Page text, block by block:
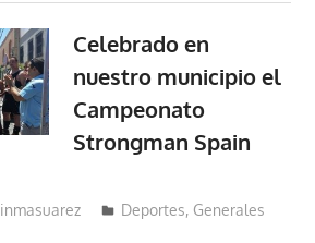
Celebrado en
nuestro municipio el
Campeonato
Strongman Spain
inmasuarez Deportes, Generales